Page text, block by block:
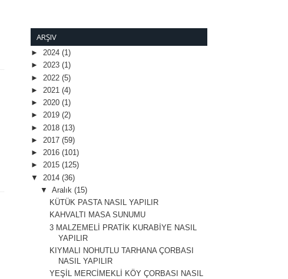
ARŞIV
► 2024 (1)
► 2023 (1)
► 2022 (5)
► 2021 (4)
► 2020 (1)
► 2019 (2)
► 2018 (13)
► 2017 (59)
► 2016 (101)
► 2015 (125)
▼ 2014 (36)
▼ Aralık (15)
KÜTÜK PASTA NASIL YAPILIR
KAHVALTI MASA SUNUMU
3 MALZEMELİ PRATİK KURABİYE NASIL
YAPILIR
KIYMALI NOHUTLU TARHANA ÇORBASI
NASIL YAPILIR
YEŞİL MERCİMEKLİ KÖY ÇORBASI NASIL